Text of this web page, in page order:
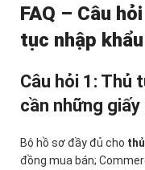
FAQ – Câu
tục nhập
Câu hỏi 1: Thủ
cần những
Bộ hồ sơ đầy đủ cho
đồng mua bán;